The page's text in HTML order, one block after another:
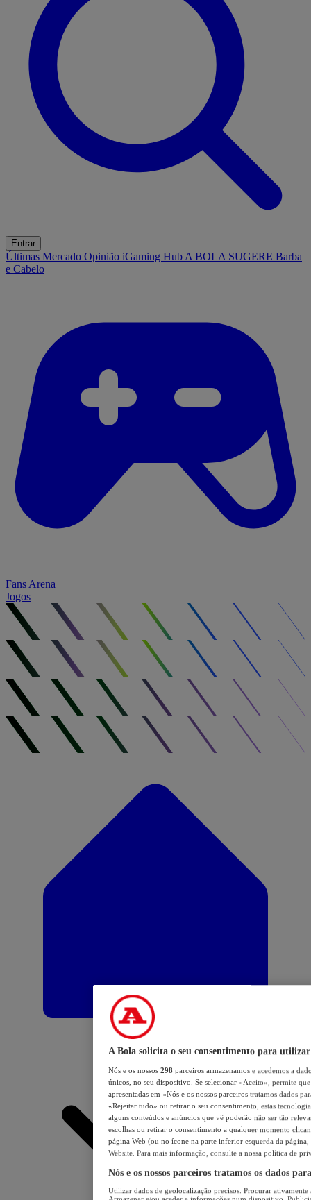
Entrar
Últimas Mercado Opinião iGaming Hub A BOLA SUGERE Barba
e Cabelo
Fans Arena
Jogos
A Bola solicita o seu consentimento para utilizar
Nós e os nossos 298 parceiros armazenamos e acedemos a
únicos, no seu dispositivo. Se selecionar «Aceito», permite
apresentadas em «Nós e os nossos parceiros tratamos dados
«Rejeitar tudo» ou retirar o seu consentimento, estas
alguns conteúdos e anúncios que vê poderão não ser tão
escolhas ou retirar o consentimento a qualquer momento
página Web (ou no ícone na parte inferior esquerda da página,
Website. Para mais informação, consulte a nossa política de
Nós e os nossos parceiros tratamos os dados
Utilizar dados de geolocalização precisos. Procurar